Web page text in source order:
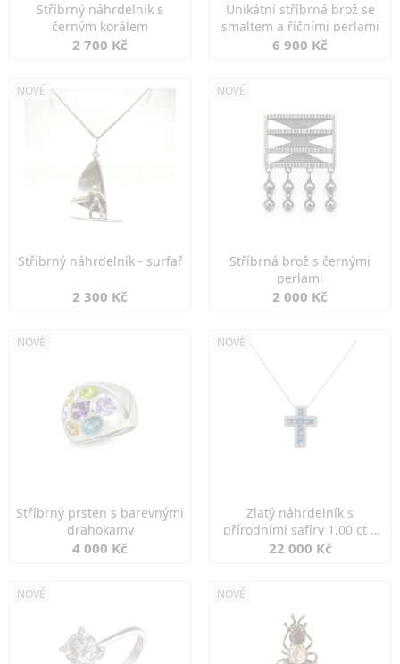
Stříbrný náhrdelník s
černým korálem
2 700 Kč
Unikátní stříbrná brož se
smaltem a říčními perlami
6 900 Kč
NOVÉ
Stříbrný náhrdelník - surfař
2 300 Kč
NOVÉ
Stříbrná brož s černými
perlami
2 000 Kč
NOVÉ
Stříbrný prsten s barevnými
drahokamy
4 000 Kč
NOVÉ
Zlatý náhrdelník s
přírodními safíry 1,00 ct a
diamanty
22 000 Kč
NOVÉ NOVÉ